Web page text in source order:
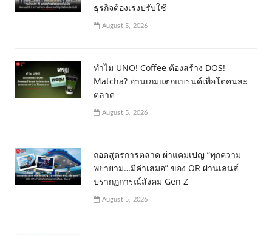
ธุรกิจต้องเร่งปรับใช้
August 5, 2026
ทำไม UNO! Coffee ต้องสร้าง DOS!
Matcha? อ่านเกมแตกแบรนด์เพื่อโตคนละ
ตลาด
August 5, 2026
ถอดสูตรการตลาด ผ่าแคมเปญ “ทุกความ
พยายาม…มีค่าเสมอ” ของ OR ผ่านเลนส์
ปรากฏการณ์สังคม Gen Z
August 5, 2026